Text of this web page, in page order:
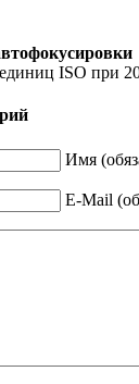
ISO при
Имя
E-Mail